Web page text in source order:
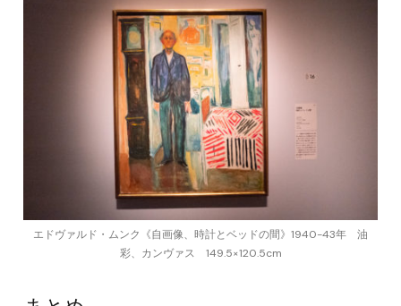
エドヴァルド・ムンク《自画像、時計とベッドの間》1940-43年 油
彩、カンヴァス 149.5×120.5cm